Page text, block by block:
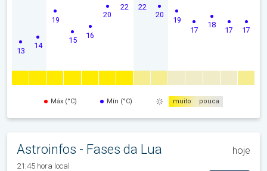
13
14
19
15
16
20
22 22
20
19
17
18
17 17
Máx (°C) Mín (°C) muito pouca
Astroinfos - Fases da Lua hoje
21:45 hora local